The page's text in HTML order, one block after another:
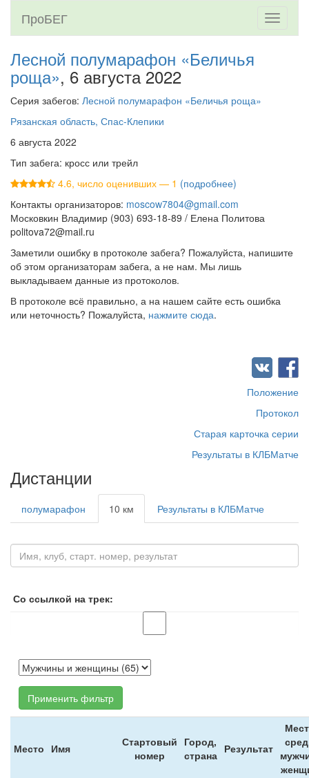
Toggle
ПроБЕГ
Лесной полумарафон «Беличья
роща», 6 августа 2022
Серия забегов: Лесной полумарафон «Беличья роща»
Рязанская область, Спас-Клепики
6 августа 2022
Тип забега: кросс или трейл
4.6, число оценивших — 1 (подробнее)
Контакты организаторов: moscow7804@gmail.com
Московкин Владимир (903) 693-18-89 / Елена Политова
politova72@mail.ru
Заметили ошибку в протоколе забега? Пожалуйста, напишите
об этом организаторам забега, а не нам. Мы лишь
выкладываем данные из протоколов.
В протоколе всё правильно, а на нашем сайте есть ошибка
или неточность? Пожалуйста, нажмите сюда.
Положение
Протокол
Старая карточка серии
Результаты в КЛБМатче
Дистанции
полумарафон 10 км Результаты в КЛБМатче
Со ссылкой на трек:
Применить фильтр
Место Имя
Стартовый
номер
Город,
страна Результат